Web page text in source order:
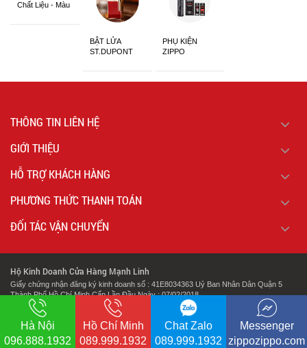
Chất Liệu - Màu
BẬT LỬA
ST.DUPONT
PHỤ KIỆN
ZIPPO
THÔNG TIN LIÊN HỆ
GIỚI THIỆU
HỖ TRỢ KHÁCH HÀNG
PHƯƠNG THỨC THANH TOÁN
ĐỐI TÁC VẬN CHUYỂN
Hộ Kinh Doanh Cửa Hàng Mạnh Linh
Giấy chứng nhận đăng ký kinh doanh số : 41E8034363 Uỷ Ban Nhân Dân Quận 5
Thành Phố Hồ Chí Minh Cấp Lần Đầu Ngày : 07/02/2018.
Địa chỉ: 127 Cao Đạt Phường 1 Quận 5 Thành Phố Hồ Chí Minh
Hà Nội
096.888.1932
Hồ Chí Minh
089.999.1932
Chat Zalo
089.999.1932
Messenger
zippozippo.com